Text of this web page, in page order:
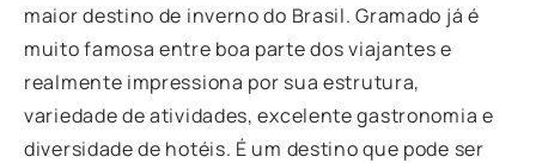
maior destino de inverno do Brasil. Gramado já é
muito famosa entre boa parte dos viajantes e
realmente impressiona por sua estrutura,
variedade de atividades, excelente gastronomia e
diversidade de hotéis. É um destino que pode ser